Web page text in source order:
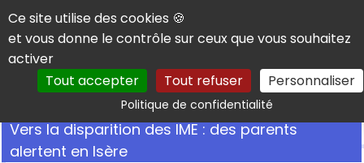
Panneau de gestion des cookies
Ce site utilise des cookies 🍪
et vous donne le contrôle sur ceux que vous souhaitez
activer
Tout accepter
Tout refuser Personnaliser
Politique de confidentialitéRechercher
Vers la disparition des IME : des parents
alertent en Isère